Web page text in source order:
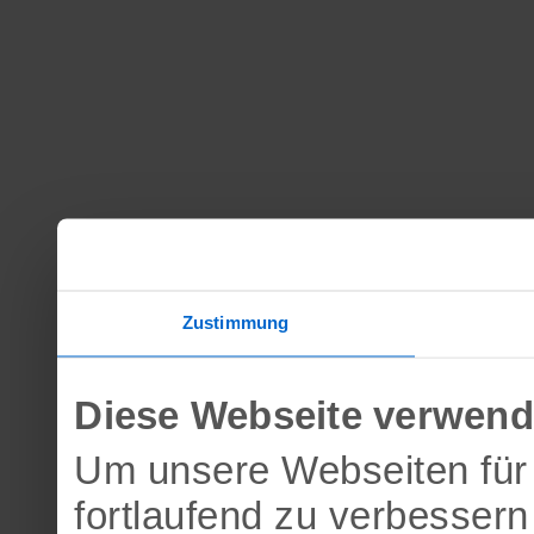
Zustimmung
Diese Webseite
Um unsere Webseiten
fortlaufend zu